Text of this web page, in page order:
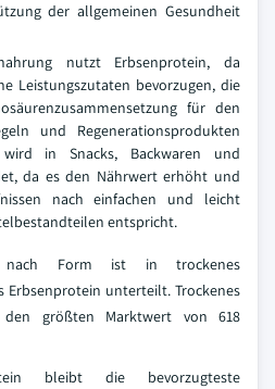
der allgemeinen Gesundheit
nutzt Erbsenprotein, da
Leistungszutaten bevorzugen, die
für den
und Regenerationsprodukten
in Snacks, Backwaren und
da es den Nährwert erhöht und
nach einfachen und leicht
entspricht.
nach Form ist in trockenes
Erbsenprotein unterteilt. Trockenes
größten Marktwert von 618
bleibt die bevorzugteste